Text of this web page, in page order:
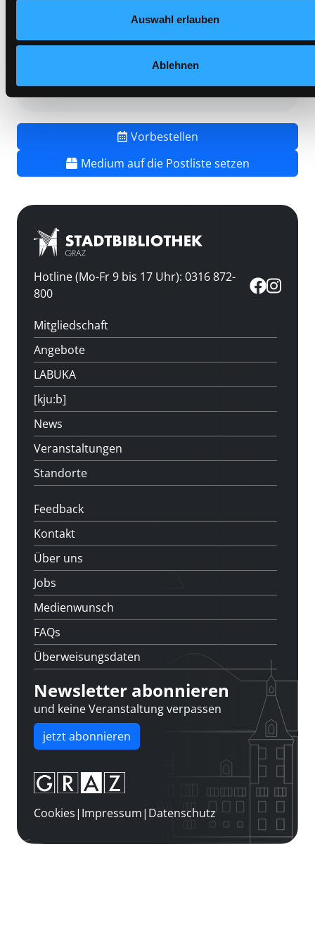
Auswahl erlauben
Ablehnen
Kinderbuch
Frist:
1205SB02694
Vorbestellen
Medium auf die Postliste setzen
Hotline (Mo-Fr 9 bis 17 Uhr): 0316 872-
800
Mitgliedschaft
Angebote
LABUKA
[kju:b]
News
Veranstaltungen
Standorte
Feedback
Kontakt
Über uns
Jobs
Medienwunsch
FAQs
Überweisungsdaten
Newsletter abonnieren
und keine Veranstaltung verpassen
jetzt abonnieren
Cookies| Impressum| Datenschutz